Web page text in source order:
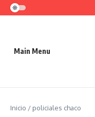
Saltar al contenido
Main Menu
Inicio / policiales chaco